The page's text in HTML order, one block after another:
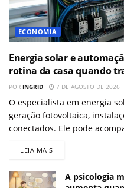
ECONOMIA
Energia solar e
rotina da casa quando
POR INGRID 7 DE AGOSTO DE 2026
O especialista em energia
geração fotovoltaica,
conectados. Ele pode
LEIA MAIS
A psicologia